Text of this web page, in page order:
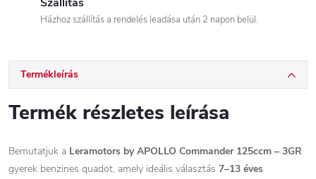
Házhoz szállítás a rendelés leadása után 2 napon belül.
Termékleírás
Termék részletes leírása
Bemutatjuk a Leramotors by APOLLO Commander 125ccm – 3GR
gyerek benzines quadot, amely ideális választás 7–13 éves